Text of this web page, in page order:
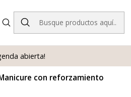
abierta!
con reforzamiento